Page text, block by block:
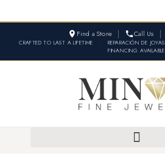
Find a Store Call Us
CRAFTED TO LAST A LIFETIME • REPARACIÓN DE JOYAS
FINANCING AVAILABLE